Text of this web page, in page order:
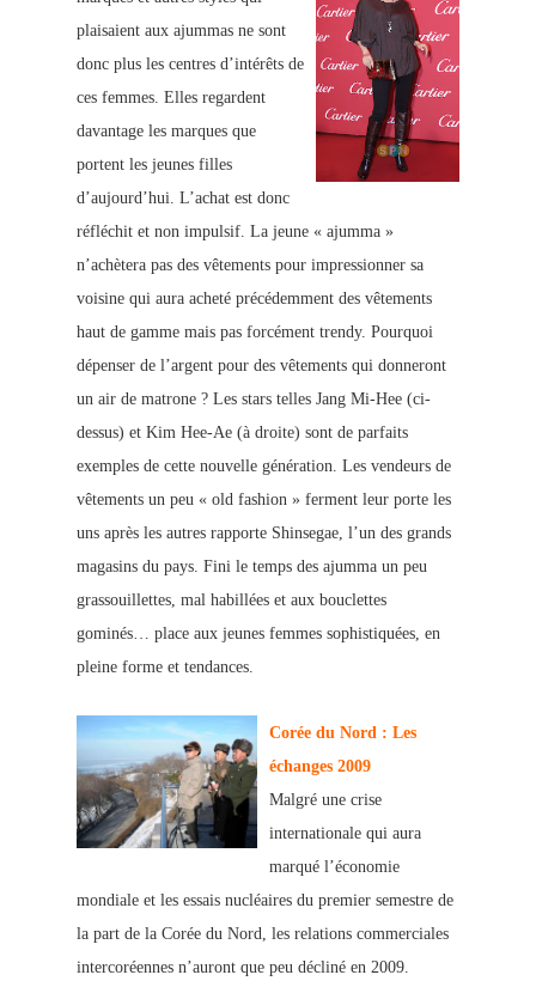
plaisaient aux ajummas ne sont
donc plus les centres d’intérêts de
ces femmes. Elles regardent
davantage les marques que
portent les jeunes filles
d’aujourd’hui. L’achat est donc
réfléchit et non impulsif. La jeune « ajumma »
n’achètera pas des vêtements pour impressionner sa
voisine qui aura acheté précédemment des vêtements
haut de gamme mais pas forcément trendy. Pourquoi
dépenser de l’argent pour des vêtements qui donneront
un air de matrone ? Les stars telles Jang Mi-Hee (ci-
dessus) et Kim Hee-Ae (à droite) sont de parfaits
exemples de cette nouvelle génération. Les vendeurs de
vêtements un peu « old fashion » ferment leur porte les
uns après les autres rapporte Shinsegae, l’un des grands
magasins du pays. Fini le temps des ajumma un peu
grassouillettes, mal habillées et aux bouclettes
gominés… place aux jeunes femmes sophistiquées, en
pleine forme et tendances.
Corée du Nord : Les
échanges 2009
Malgré une crise
internationale qui aura
marqué l’économie
mondiale et les essais nucléaires du premier semestre de
la part de la Corée du Nord, les relations commerciales
intercoréennes n’auront que peu décliné en 2009.